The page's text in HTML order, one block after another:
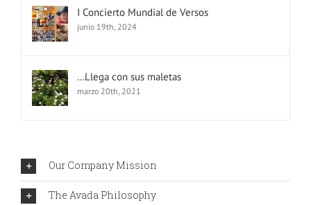
I Concierto Mundial de Versos
junio 19th, 2024
…Llega con sus maletas
marzo 20th, 2021
Our Company Mission
The Avada Philosophy